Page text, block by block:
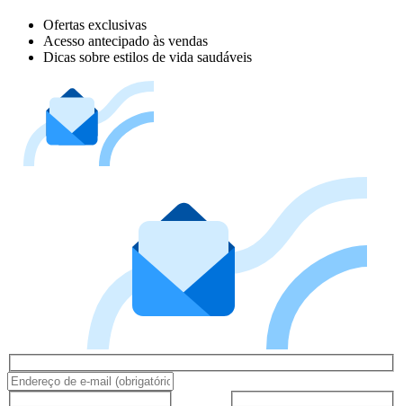
Ofertas exclusivas
Acesso antecipado às vendas
Dicas sobre estilos de vida saudáveis